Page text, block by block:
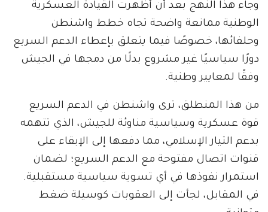
وجاء هذا النهج بعد أن أظهرت القيادة العسكرية
الوطنية ممانعة واضحة تجاه خطط واشنطن
وحلفائها، خصوصًا فيما يتعلق بإعطاء الدعم السريع
دورًا سياسيًا غير مشروع بدلًا من دمجها في الجيش
وفقًا لمعايير وطنية.
من هذا المنطلق، ترى واشنطن في الدعم السريع
قوة عسكرية وسياسية مناوئة للجيش، الذي تتهمه
بدعم التيار الإسلامي، مما دفعها إلى الإبقاء على
قنوات اتصال مفتوحة مع الدعم السريع؛ لضمان
استمرار نفوذها في أي تسوية سياسية مستقبلية.
في المقابل، لجأت إلى العقوبات كوسيلة ضغط